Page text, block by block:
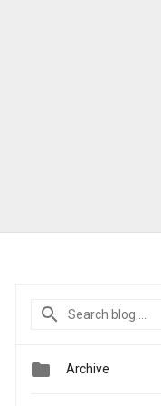
 Archive